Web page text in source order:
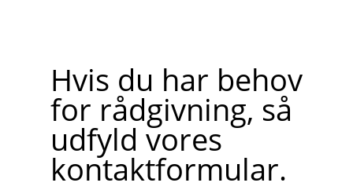
Hvis du har behov
for rådgivning, så
udfyld vores
kontaktformular.